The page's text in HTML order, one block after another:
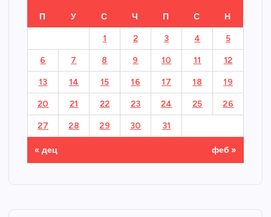
П У С Ч П С Н
1 2 3 4 5
6 7 8 9 10 11 12
13 14 15 16 17 18 19
20 21 22 23 24 25 26
27 28 29 30 31
« дец феб »